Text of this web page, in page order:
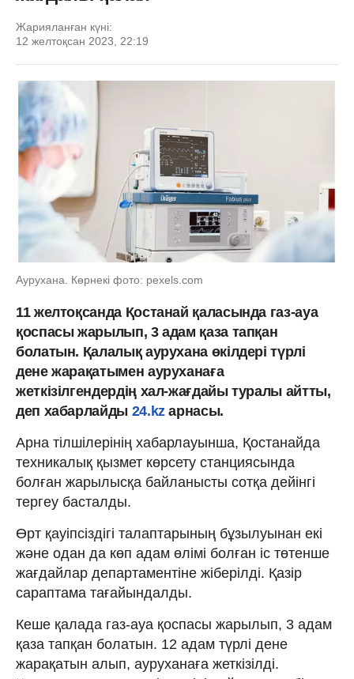
Жарияланған күні:
12 желтоқсан 2023, 22:19
Аурухана. Көрнекі фото: pexels.com
11 желтоқсанда Қостанай қаласында газ-ауа
қоспасы жарылып, 3 адам қаза тапқан
болатын. Қалалық аурухана өкілдері түрлі
дене жарақатымен ауруханаға
жеткізілгендердің хал-жағдайы туралы айтты,
деп хабарлайды24.kzарнасы.
Арна тілшілерінің хабарлауынша, Қостанайда
техникалық қызмет көрсету станциясында
болған жарылысқа байланысты сотқа дейінгі
тергеу басталды.
Өрт қауіпсіздігі талаптарының бұзылуынан екі
және одан да көп адам өлімі болған іс төтенше
жағдайлар департаментіне жіберілді. Қазір
сараптама тағайындалды.
Кеше қалада газ-ауа қоспасы жарылып, 3 адам
қаза тапқан болатын. 12 адам түрлі дене
жарақатын алып, ауруханаға жеткізілді.